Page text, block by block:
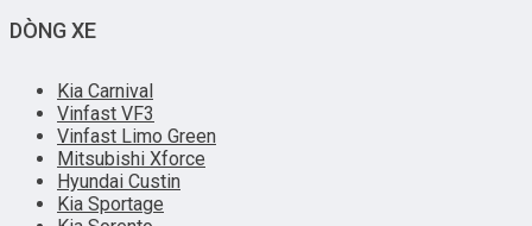
DÒNG XE
Kia Carnival
Vinfast VF3
Vinfast Limo Green
Mitsubishi Xforce
Hyundai Custin
Kia Sportage